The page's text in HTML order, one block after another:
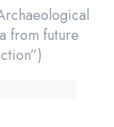
from future